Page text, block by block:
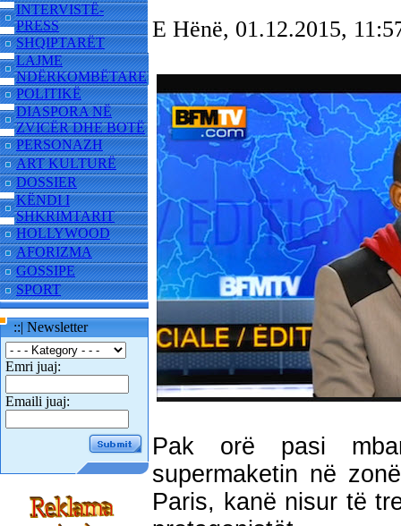
INTERVISTË-
PRESS
SHQIPTARËT
LAJME
NDËRKOMBËTARE
POLITIKË
DIASPORA NË
ZVICËR DHE BOTË
PERSONAZH
ART KULTURË
DOSSIER
KËNDI I
SHKRIMTARIT
HOLLYWOOD
AFORIZMA
GOSSIPE
SPORT
::| Newsletter
Emri juaj:
Emaili juaj:
E Hënë, 01.12.2015,
Pak orë pasi
supermaketin në
Paris, kanë nisur të